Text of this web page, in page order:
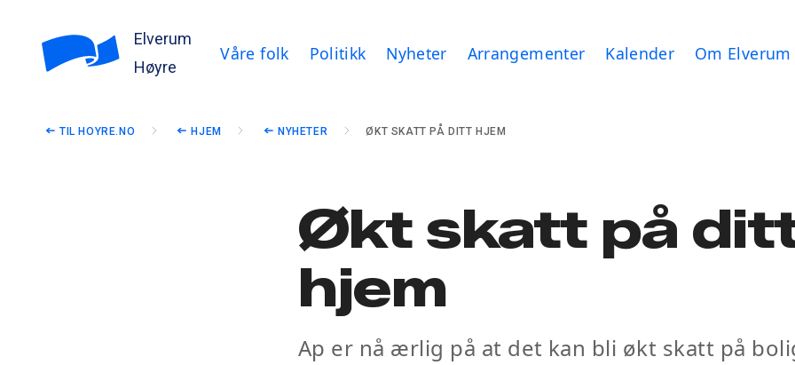
Elverum
Høyre
Våre folk Politikk Nyheter Arrangementer Kalender Om Elverum
TIL HOYRE.NO HJEM NYHETER ØKT SKATT PÅ DITT HJEM
Økt skatt på
hjem
Ap er nå ærlig på at det kan bli økt skatt på